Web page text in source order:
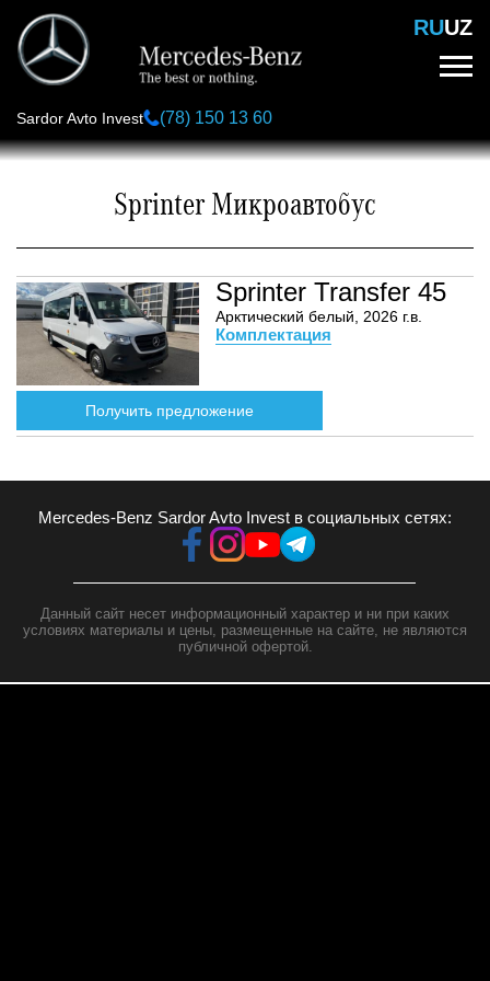
Перейти
основному
содержанию
RUUZ
Sardor Avto Invest (78) 150 13 60
Sprinter Микроавтобус
Sprinter Transfer 45
Арктический белый, 2026 г.в.
Комплектация
Получить предложение
Mercedes-Benz Sardor Avto Invest в социальных сетях:
Данный сайт несет информационный характер и ни при каких
условиях материалы и цены, размещенные на сайте, не являются
публичной офертой.